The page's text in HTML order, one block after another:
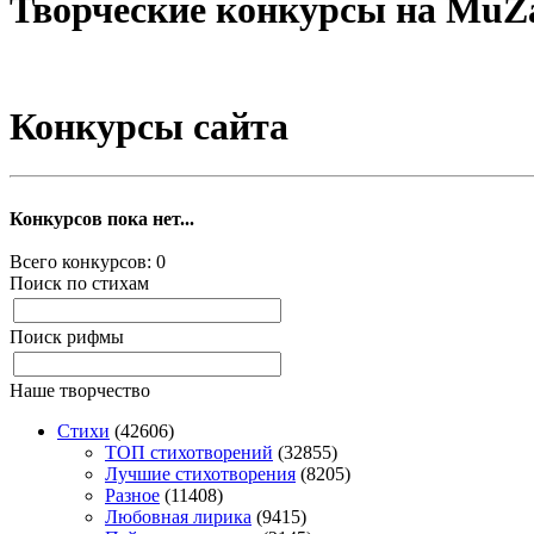
Творческие конкурсы на
Конкурсы сайта
Конкурсов пока нет...
Всего конкурсов: 0
Поиск по стихам
Поиск рифмы
Наше творчество
Стихи (42606)
TOП стихотворений (32855)
Лучшие стихотворения (8205)
Разное (11408)
Любовная лирика (9415)